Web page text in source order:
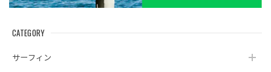
CATEGORY
サーフィン